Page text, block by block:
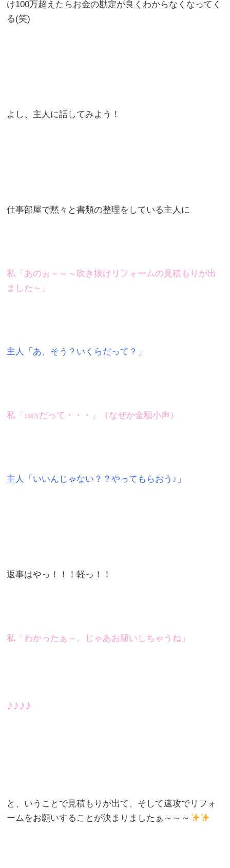
け100万超えたらお金の勘定が良くわからなくなってく
る(笑)
よし、主人に話してみよう！
仕事部屋で黙々と書類の整理をしている主人に
私「あのぉ～～～吹き抜けリフォームの見積もりが出
ました～」
主人「あ、そう？いくらだって？」
私「 136万だって・・・」（なぜか金額小声）
主人「いいんじゃない？？やってもらおう♪」
返事はやっ！！！軽っ！！
私「わかったぁ～。じゃあお願いしちゃうね」
♪♪♪♪
と、いうことで見積もりが出て、そして速攻でリフォ
ームをお願いすることが決まりましたぁ～～～